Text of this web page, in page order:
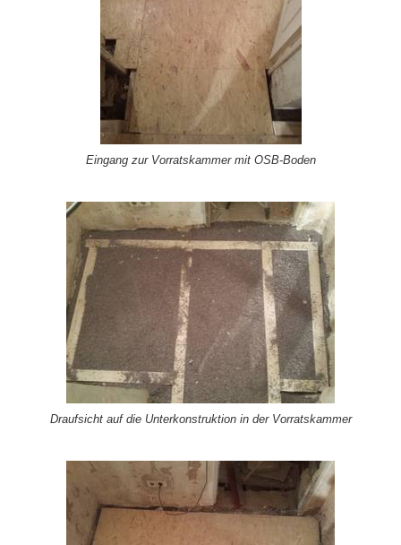
Eingang zur Vorratskammer mit OSB-Boden
Draufsicht auf die Unterkonstruktion in der Vorratskammer